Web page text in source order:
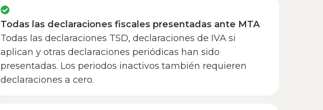
Todas las declaraciones fiscales presentadas ante MTA
Todas las declaraciones TSD, declaraciones de IVA si
aplican y otras declaraciones periódicas han sido
presentadas. Los periodos inactivos también requieren
declaraciones a cero.